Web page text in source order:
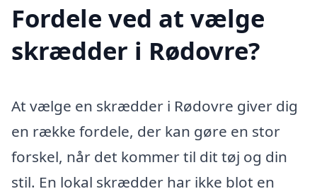
Fordele ved at vælge
skrædder i Rødovre?
At vælge en skrædder i Rødovre giver dig
en række fordele, der kan gøre en stor
forskel, når det kommer til dit tøj og din
stil. En lokal skrædder har ikke blot en